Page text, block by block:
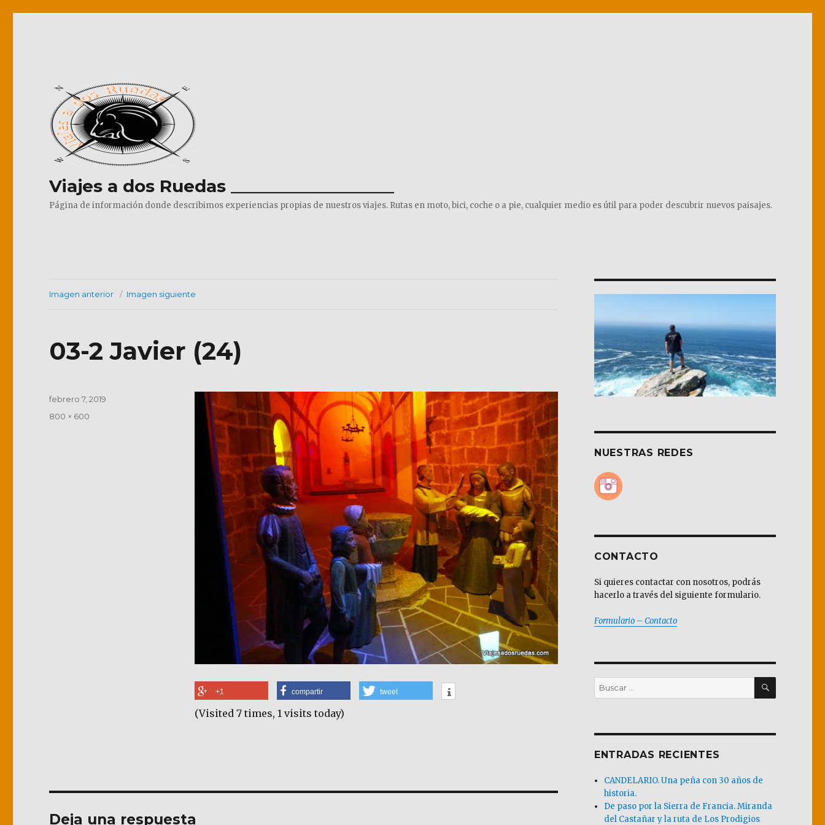
Viajes a dos Ruedas ___________________
Página de información donde describimos experiencias propias de nuestros viajes. Rutas en moto, bici, coche o a pie, cualquier medio es útil para poder descubrir nuevos paisajes.
Imagen anterior Imagen siguiente
03-2 Javier (24)
+1 compartir tweet
(Visited 7 times, 1 visits today)
Publicado
febrero 7, 2019
Tamaño
800 × 600
Deja una respuesta
NUESTRAS REDES
CONTACTO
Si quieres contactar con nosotros, podrás
hacerlo a través del siguiente formulario.
Formulario – Contacto
Buscar
por:
BUSCAR
ENTRADAS RECIENTES
CANDELARIO. Una peña con 30 años de
historia.
De paso por la Sierra de Francia. Miranda
del Castañar y la ruta de Los Prodigios